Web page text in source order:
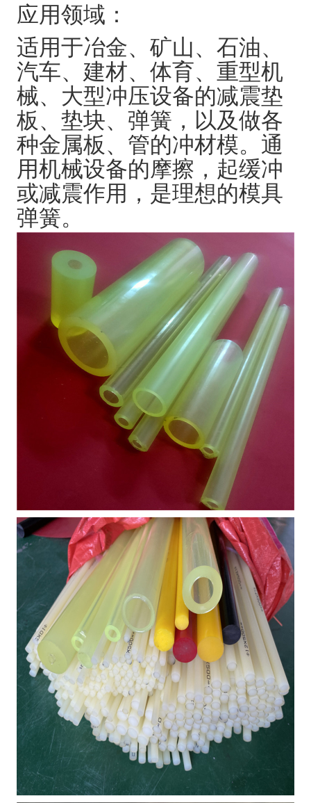
应用领域：
适用于冶金、矿山、石油、
汽车、建材、体育、重型机
械、大型冲压设备的减震垫
板、垫块、弹簧，以及做各
种金属板、管的冲材模。通
用机械设备的摩擦，起缓冲
或减震作用，是理想的模具
弹簧。